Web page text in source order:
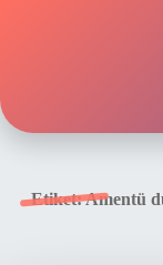
Etiket:Amentü